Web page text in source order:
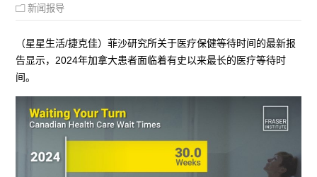
新闻报导
（星星生活/捷克佳）菲沙研究所关于医疗保健等待时间的最新报
告显示，2024年加拿大患者面临着有史以来最长的医疗等待时
间。